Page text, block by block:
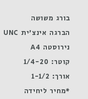
בורג משושה
הברגה אינצ'ית UNC
נירוסטה A4
קוטר: 1/4-20
אורך: 1-1/2
*מחיר ליחידה